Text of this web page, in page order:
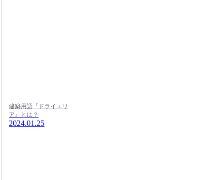
建築用語『ドライエリ
ア』とは？
2024.01.25